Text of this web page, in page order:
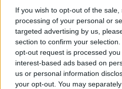
If you wish to opt-out of the
processing of your personal or
targeted advertising by us,
section to confirm your
opt-out request is processed
interest-based ads based on
us or personal information
your opt-out. You may
όφελος …. (όλοι ξέρουμε).
10 Reply
Kyrkos(@kyrkos)
20 Ιανουαρίου 2025 18:26